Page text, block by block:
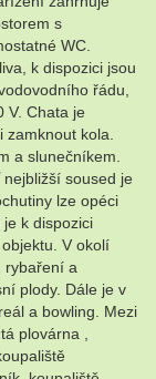
s
WC.
k dispozici jsou
řádu,
V. Chata je
kola.
a slunečníkem.
soused je
lze opéci
k dispozici
V okolí
rybaření a
plody. Dále je v
a bowling. Mezi
plovárna ,